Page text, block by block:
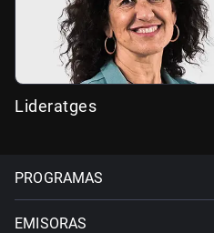
Lideratges
PROGRAMAS
EMISORAS